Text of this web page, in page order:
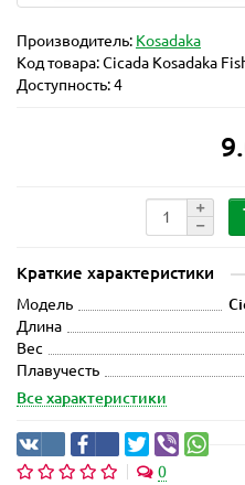
Производитель: Kosadaka
Код товара:Cicada Kosadaka
Доступность: 4
Краткие характеристики
Модель
Длина
Вес
Плавучесть
Все характеристики
0